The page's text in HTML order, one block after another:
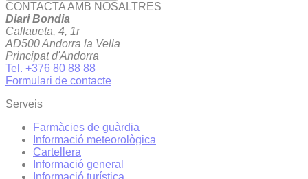
CONTACTA AMB NOSALTRES
Diari Bondia
Callaueta, 4, 1r
AD500 Andorra la Vella
Principat d'Andorra
Tel. +376 80 88 88
Formulari de contacte
Serveis
Farmàcies de guàrdia
Informació meteorològica
Cartellera
Informació general